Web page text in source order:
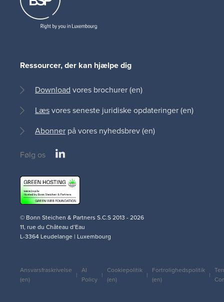
Ressourcer, der kan hjælpe dig
Download vores brochurer (en)
Læsvores seneste juridiske opdateringer (en)
Abonner på vores nyhedsbrev (en)
Social
Følg os
© Bonn Steichen & Partners S.C.S 2013 - 2026
11, rue du Château d’Eau
L-3364 Leudelange | Luxembourg
Legal
Ansvarsfraskrivelse
(en)
AI
Policy
Cookiepolitik
(en)
Fortrolighedspolitik
(en)